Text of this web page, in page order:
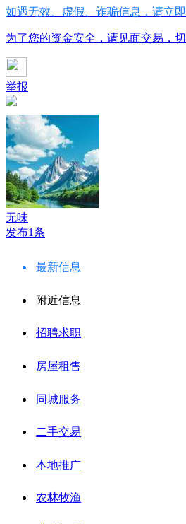
如遇无效、虚假、诈骗信息，请立
为了您的资金安全，请见面交易，
举报
无味
发布1条
最新信息
附近信息
招聘求职
房屋租售
同城服务
二手交易
本地推广
农林牧渔